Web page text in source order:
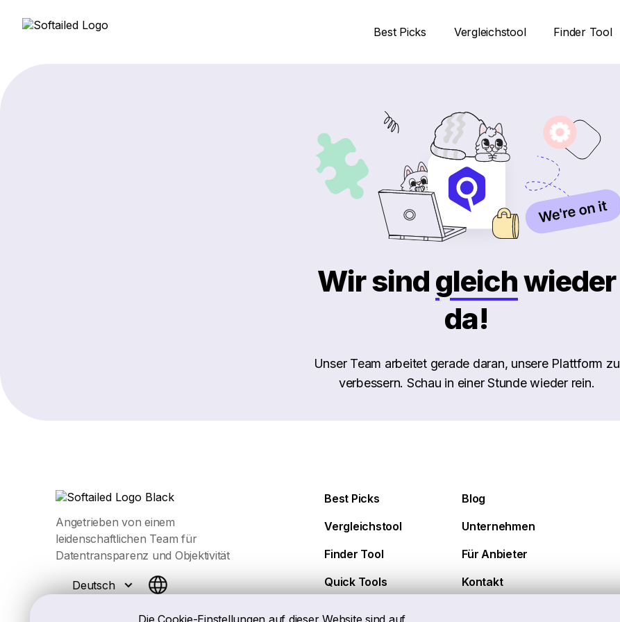
Die Cookie-Einstellungen auf dieser Website sind auf
Best Picks Vergleichstool Finder Tool
Wir sindgleichwieder
da!
Unser Team arbeitet gerade daran, unsere Plattform zu
verbessern. Schau in einer Stunde wieder rein.
Angetrieben von einem
leidenschaftlichen Team für
Datentransparenz und Objektivität
Deutsch
Best Picks
Blog
Vergleichstool
Unternehmen
Finder Tool
Für Anbieter
Quick Tools
Kontakt